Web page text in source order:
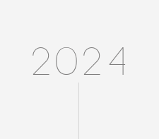
2024